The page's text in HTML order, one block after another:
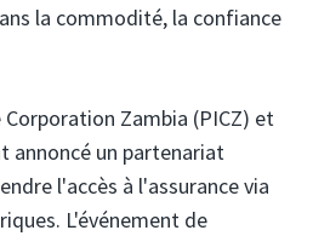
la commodité, la confiance
Zambia (PICZ) et
annoncé un partenariat
l'accès à l'assurance via
L'événement de